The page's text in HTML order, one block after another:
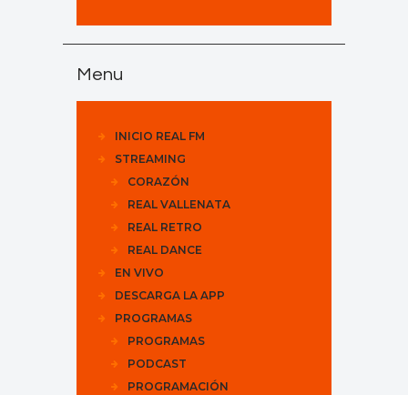
Menu
INICIO REAL FM
STREAMING
CORAZÓN
REAL VALLENATA
REAL RETRO
REAL DANCE
EN VIVO
DESCARGA LA APP
PROGRAMAS
PROGRAMAS
PODCAST
PROGRAMACIÓN